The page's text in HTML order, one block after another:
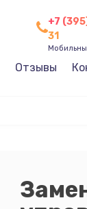
+7
31
Отзывы